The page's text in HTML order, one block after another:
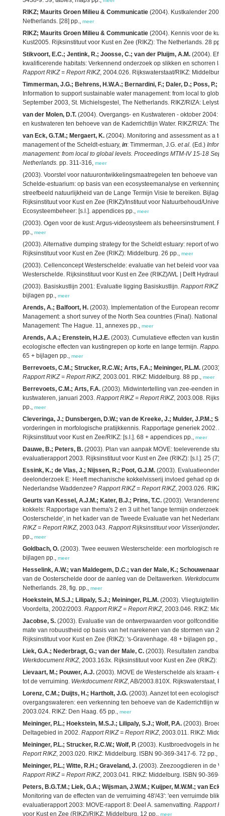
RIKZ; Maurits Groen Milieu & Communicatie (2004). Kustkalender
Netherlands. [28] pp., meer
RIKZ; Maurits Groen Milieu & Communicatie (2004). Kennis voor de
Kust2005. Rijksinstituut voor Kust en Zee (RIKZ): The Netherlands. 28 pp.,
Stikvoort, E.C.; Jentink, R.; Joosse, C.; van der Pluijm, A.M. (2004).
kwalificerende habitats: Verkennend onderzoek op slikken en schorren
Rapport RIKZ = Report RIKZ, 2004.026. Rijkswaterstaat/RIKZ:
Timmerman, J.G.; Behrens, H.W.A.; Bernardini, F.; Daler, D.; Poss, P.;
Information to support sustainable water management: from local to
September 2003, St. Michielsgestel, The Netherlands. RIKZ/RIZA:
van der Molen, D.T. (2004). Overgangs- en Kustwateren - oktober 2004:
en kustwateren ten behoeve van de Kaderrichtlijn Water. RIKZ/RIZA: The
van Eck, G.T.M.; Mergaert, K. (2004). Monitoring and assessment as a
management of the Scheldt-estuary, in: Timmerman, J.G. et al. (Ed.)
management: from local to global levels. Proceedings MTM-IV 15-18
Netherlands. pp. 311-316, meer
(2003). Voorstel voor natuurontwikkelingsmaatregelen ten behoeve van
Schelde-estuarium: op basis van een ecosysteemanalyse en verkenning
streefbeeld natuurlijkheid van de Lange Termijn Visie te bereiken.
Rijksinstituut voor Kust en Zee (RIKZ)/Instituut voor Natuurbehoud/
Ecosysteembeheer: [s.l.]. appendices pp., meer
(2003). Ogen voor de kust: Argus-videosysteem als beheersinstrument.
pp., meer
(2003). Alternative dumping strategy for the Scheldt estuary: report of
Rijksinstituut voor Kust en Zee (RIKZ): Middelburg. 26 pp., meer
(2003). Cellenconcept Westerschelde: evaluatie van het beleid voor
Westerschelde. Rijksinstituut voor Kust en Zee (RIKZ)/WL | Delft
(2003). Basiskustlijn 2001: Evaluatie ligging Basiskustlijn. Rapport RIKZ =
bijlagen pp., meer
Arends, A.; Balfoort, H. (2003). Implementation of the European
Management: a short survey of the North Sea countries (Final). National
Management: The Hague. 11, annexes pp., meer
Arends, A.A.; Erenstein, H.J.E. (2003). Cumulatieve effecten van
ecologische effecten van kustingrepen op korte en lange termijn. Rapport
65 + bijlagen pp., meer
Berrevoets, C.M.; Strucker, R.C.W.; Arts, F.A.; Meininger, P.L.M. (2003).
Rapport RIKZ = Report RIKZ, 2003.001. RIKZ: Middelburg. 88 pp., meer
Berrevoets, C.M.; Arts, F.A. (2003). Midwintertelling van zee-eenden in
kustwateren, januari 2003. Rapport RIKZ = Report RIKZ, 2003.008.
pp., meer
Cleveringa, J.; Dunsbergen, D.W.; van de Kreeke, J.; Mulder, J.P.M.;
vorderingen in morfologische pratijkkennis. Rapportage generiek 2002.
Rijksinstituut voor Kust en Zee/RIKZ: [s.l.]. 68 + appendices pp., meer
Dauwe, B.; Peters, B. (2003). Plan van aanpak MOVE: toeleverende
evaluatierapport 2003. Rijksinstituut voor Kust en Zee (RIKZ): [s.l.]. 25 (7)
Essink, K.; de Vlas, J.; Nijssen, R.; Poot, G.J.M. (2003).
deelonderzoek E: Heeft mechanische kokkelvisserij invloed gehad op de
Nederlandse Waddenzee? Rapport RIKZ = Report RIKZ, 2003.026.
Geurts van Kessel, A.J.M.; Kater, B.J.; Prins, T.C. (2003).
kokkels: Rapportage van thema's 2 en 3 uit het 'lange termijn
Oosterschelde', in het kader van de Tweede Evaluatie van het
RIKZ = Report RIKZ, 2003.043. Rapport Rijksinstituut voor
pp., meer
Goldbach, O. (2003). Twee eeuwen Westerschelde: een morfologisch
bijlagen pp., meer
Hesselink, A.W.; van Maldegem, D.C.; van der Male, K.; Schouwenaar,
van de Oosterschelde door de aanleg van de Deltawerken.
Netherlands. 28, fig. pp., meer
Hoekstein, M.S.J.; Lilipaly, S.J.; Meininger, P.L.M. (2003).
Voordelta, 2002/2003. Rapport RIKZ = Report RIKZ, 2003.046. RIKZ:
Jacobse, S. (2003). Evaluatie van de ontwerpwaarden voor golfcondities
mate van robuustheid op basis van het narekenen van de stormen van
Rijksinstituut voor Kust en Zee (RIKZ): 's-Gravenhage. 48 + bijlagen pp.,
Liek, G.A.; Nederbragt, G.; van der Male, C. (2003). Resultaten
Werkdocument RIKZ, 2003.163x. Rijksinstituut voor Kust en Zee (RIKZ):
Lievaart, M.; Pouwer, A.J. (2003). MOVE de Westerschelde als kraam-
tot de verruiming. Werkdocument RIKZ, AB/2003.810X. Rijkswaterstaat,
Lorenz, C.M.; Duijts, H.; Hartholt, J.G. (2003). Aanzet tot een ecologisch
overgangswateren: een verkenning ten behoeve van de Kaderrichtlijn
2003.024. RIKZ: Den Haag. 65 pp., meer
Meininger, P.L.; Hoekstein, M.S.J.; Lilipaly, S.J.; Wolf, P.A. (2003).
Deltagebied in 2002. Rapport RIKZ = Report RIKZ, 2003.011. RIKZ:
Meininger, P.L.; Strucker, R.C.W.; Wolf, P. (2003). Kustbroedvogels in
Report RIKZ, 2003.020. RIKZ: Middelburg. ISBN 90-369-3417-6. 72 pp.,
Meininger, P.L.; Witte, R.H.; Graveland, J. (2003). Zeezoogdieren in de
Rapport RIKZ = Report RIKZ, 2003.041. RIKZ: Middelburg. ISBN 90-369-
Peters, B.G.T.M.; Liek, G.A.; Wijsman, J.W.M.; Kuijper, M.W.M.; van Eck,
Monitoring van de effecten van de verruiming 48'/43': 'een verruimde blik
evaluatierapport 2003: MOVE-rapport 8: Deel A. samenvatting. Rapport
voor Kust en Zee (RIKZ)/RIKZ: Middelburg. 12 pp., meer